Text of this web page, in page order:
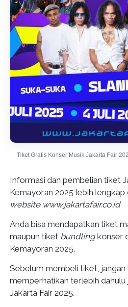
Tiket Gratis Konser Musik Jakarta Fair
Informasi dan pembelian tiket
Kemayoran 2025 lebih
website www.jakartafair.co.id
Anda bisa mendapatkan tiket
maupun tiket bundlingkonser
Kemayoran 2025.
Sebelum membeli tiket, jangan
memperhatikan terlebih
Jakarta Fair 2025.